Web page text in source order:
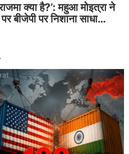
क्या है?’: महुआ मोइत्रा ने
बीजेपी पर निशाना साधा…